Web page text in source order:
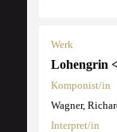
Werk
Lohengrin
Komponist/in
Wagner,
Interpret/in